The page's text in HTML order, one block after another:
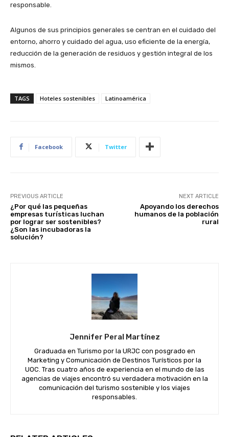
responsable.
Algunos de sus principios generales se centran en el cuidado del
entorno, ahorro y cuidado del agua, uso eficiente de la energía,
reducción de la generación de residuos y gestión integral de los
mismos.
TAGS Hoteles sostenibles Latinoamérica
Facebook Twitter
PREVIOUS ARTICLE
¿Por qué las pequeñas
empresas turísticas luchan
por lograr ser sostenibles?
¿Son las incubadoras la
solución?
NEXT ARTICLE
Apoyando los derechos
humanos de la población
rural
Jennifer Peral Martínez
Graduada en Turismo por la URJC con posgrado en
Marketing y Comunicación de Destinos Turísticos por la
UOC. Tras cuatro años de experiencia en el mundo de las
agencias de viajes encontró su verdadera motivación en la
comunicación del turismo sostenible y los viajes
responsables.